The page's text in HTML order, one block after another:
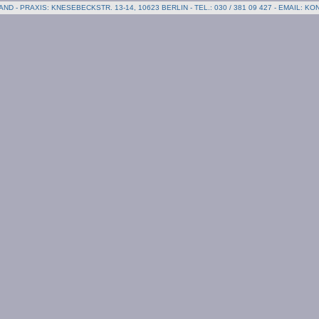
- PRAXIS: KNESEBECKSTR. 13-14, 10623 BERLIN - TEL.: 030 / 381 09 427 - EMAIL: